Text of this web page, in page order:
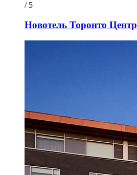
/ 5
Новотель Торонто Центр